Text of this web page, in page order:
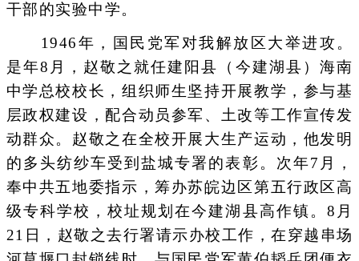
干部的实验中学。
1946年，国民党军对我解放区大举进攻。
是年8月，赵敬之就任建阳县（今建湖县）海南
中学总校校长，组织师生坚持开展教学，参与基
层政权建设，配合动员参军、土改等工作宣传发
动群众。赵敬之在全校开展大生产运动，他发明
的多头纺纱车受到盐城专署的表彰。次年7月，
奉中共五地委指示，筹办苏皖边区第五行政区高
级专科学校，校址规划在今建湖县高作镇。8月
21日，赵敬之去行署请示办校工作，在穿越串场